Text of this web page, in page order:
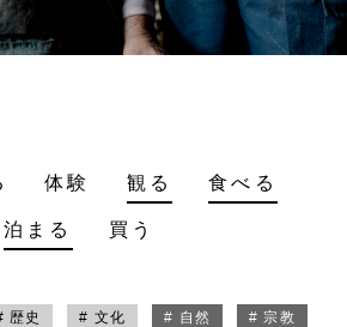
体験 観る 食べる
泊まる 買う
歴史 # 文化 # 自然 # 宗教